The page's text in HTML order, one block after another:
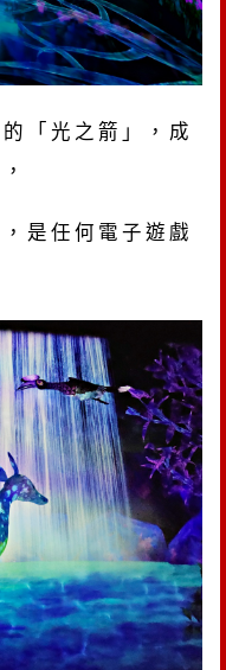
「光之箭」，成
是任何電子遊戲